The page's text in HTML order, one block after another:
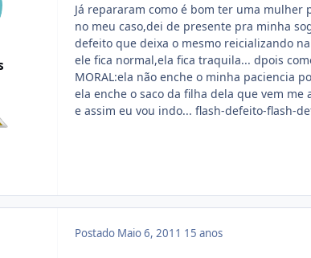
Já repararam como é bom ter uma mulher
no meu caso,dei de presente pra minha
defeito que deixa o mesmo reicializando
ele fica normal,ela fica traquila... dpois
MORAL:ela não enche o minha paciencia
ela enche o saco da filha dela que vem
e assim eu vou indo... flash-defeito-flash-
Postado Maio 6, 2011 15 anos